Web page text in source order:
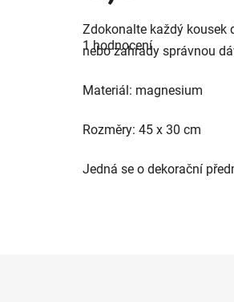
Průměrné
hodnocení
produktu
je
z
5
1 hodnocení
Zdokonalte každý kousek
nebo zahrady správnou
Materiál: magnesium
Rozměry: 45 x 30 cm
Jedná se o dekorační